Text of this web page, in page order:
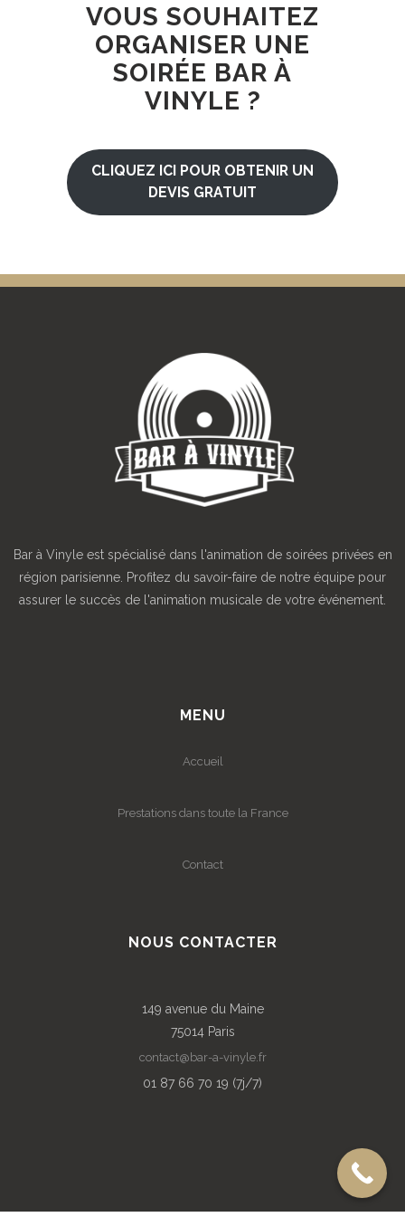
VOUS SOUHAITEZ
ORGANISER UNE
SOIRÉE BAR À
VINYLE ?
CLIQUEZ ICI POUR OBTENIR UN
DEVIS GRATUIT
Bar à Vinyle est spécialisé dans l'animation de soirées privées en
région parisienne. Profitez du savoir-faire de notre équipe pour
assurer le succès de l'animation musicale de votre événement.
MENU
Accueil
Prestations dans toute la France
Contact
NOUS CONTACTER
149 avenue du Maine
75014 Paris
contact@bar-a-vinyle.fr
01 87 66 70 19 (7j/7)